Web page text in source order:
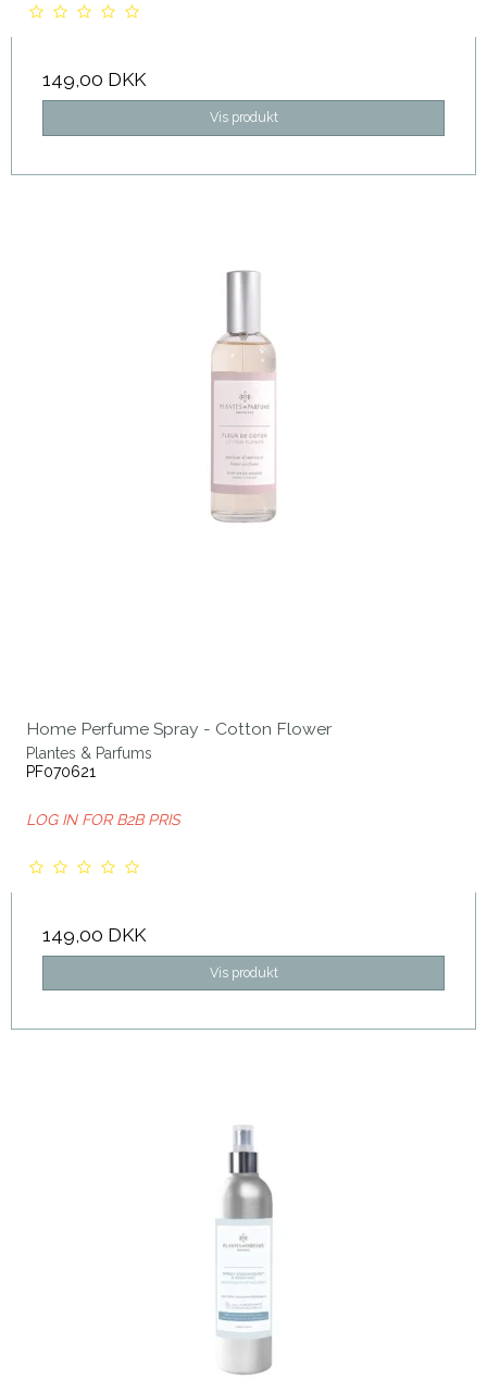
149,00 DKK
Vis produkt
Home Perfume Spray - Cotton Flower
Plantes & Parfums
PF070621
LOG IN FOR B2B PRIS
149,00 DKK
Vis produkt